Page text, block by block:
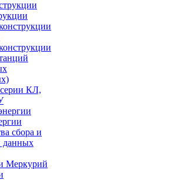
КЛ,
сбора и
данных
Меркурий